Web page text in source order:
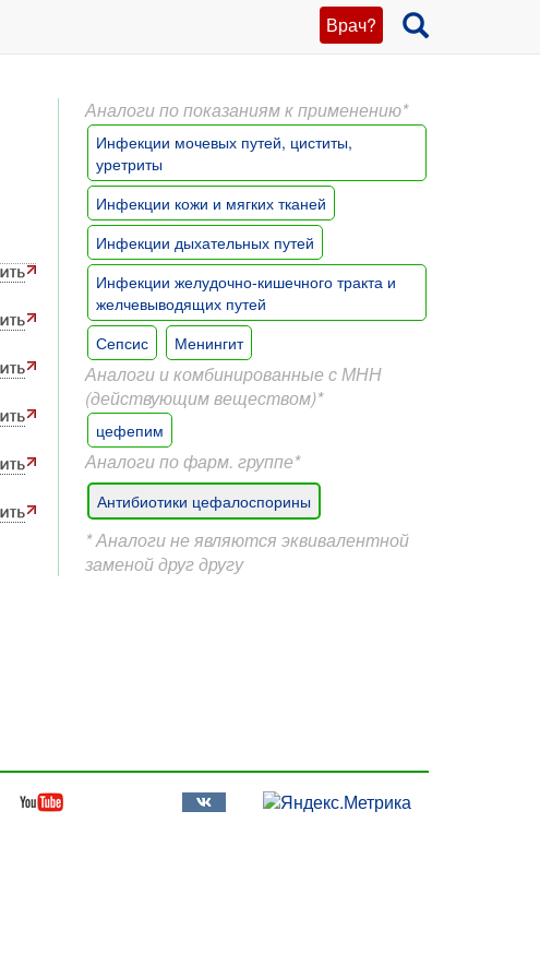
Врач?
Аналоги по показаниям к применению*
Инфекции мочевых путей, циститы,
уретриты
Инфекции кожи и мягких тканей
Инфекции дыхательных путей
Инфекции желудочно-кишечного тракта и
желчевыводящих путей
Сепсис
Менингит
Аналоги и комбинированные с МНН
(действующим веществом)*
цефепим
Аналоги по фарм. группе*
Антибиотики цефалоспорины
* Аналоги не являются эквивалентной
заменой друг другу